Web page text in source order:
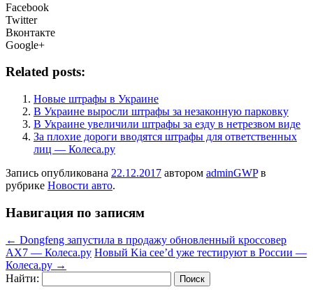
Facebook
Twitter
Вконтакте
Google+
Related posts:
Новые штрафы в Украине
В Украине выросли штрафы за незаконную парковку
В Украине увеличили штрафы за езду в нетрезвом виде
За плохие дороги вводятся штрафы для ответственных
лиц — Колеса.ру
Запись опубликована 22.12.2017 автором adminGWPв
рубрике Новости авто.
Навигация по записям
← Dongfeng запустила в продажу обновленный кроссовер
AX7 — Колеса.ру Новый Kia cee’d уже тестируют в России —
Колеса.ру →
Найти: